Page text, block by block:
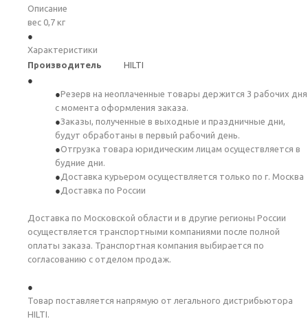
Описание
вес 0,7 кг
Характеристики
Производитель
HILTI
Резерв на неоплаченные товары держится 3 рабочих дня
с момента оформления заказа.
Заказы, полученные в выходные и праздничные дни,
будут обработаны в первый рабочий день.
Отгрузка товара юридическим лицам осуществляется в
будние дни.
Доставка курьером осуществляется только по г. Москва
Доставка по России
Доставка по Московской области и в другие регионы России
осуществляется транспортными компаниями после полной
оплаты заказа. Транспортная компания выбирается по
согласованию с отделом продаж.
Товар поставляется напрямую от легального дистрибьютора
HILTI.